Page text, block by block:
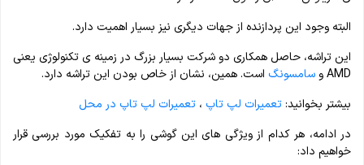
البته وجود این پردازنده از جهات دیگری نیز بسیار اهمیت دارد.
این تراشه، حاصل همکاری دو شرکت بسیار بزرگ در زمینه ی تکنولوژی یعنی
AMD و
سامسونگ است. همین، نشان از خاص بودن این تراشه دارد.
بیشتر بخوانید:تعمیرات لپ تاپ ، تعمیرات لپ تاپ در محل
در ادامه، هر کدام از ویژگی های این گوشی را به تفکیک مورد بررسی قرار
خواهیم داد: